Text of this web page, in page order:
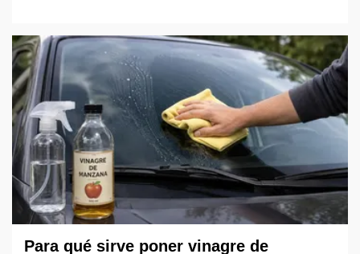
Para qué sirve poner vinagre de